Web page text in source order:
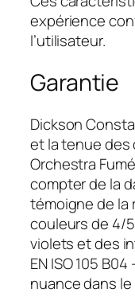
expérience
l’utilisateur.
Garantie
Dickson
et la tenue des
Orchestra
compter de la
témoigne de la
couleurs de 4/
violets et des
EN ISO 105
nuance dans